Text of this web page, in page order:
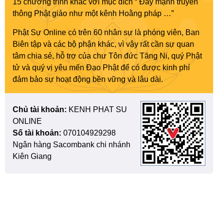
15 chương trình khác với mục đích “ Đẩy mạnh truyền
thông Phật giáo như một kênh Hoằng pháp …”
Phật Sự Online có trên 60 nhân sự là phóng viên, Ban
Biên tập và các bộ phận khác, vì vậy rất cần sự quan
tâm chia sẻ, hỗ trợ của chư Tôn đức Tăng Ni, quý Phật
tử và quý vị yêu mến Đạo Phật để có được kinh phí
đảm bảo sự hoạt động bền vững và lâu dài.
Chủ tài khoản: KENH PHAT SU
ONLINE
Số tài khoản: 070104929298
Ngân hàng Sacombank chi nhánh
Kiên Giang